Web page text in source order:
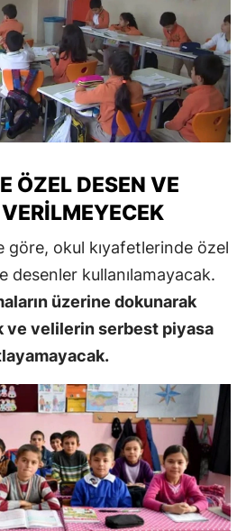
ÖZEL DESEN VE
göre, okul kıyafetlerinde özel
desenler kullanılamayacak.
üzerine dokunarak
ve velilerin serbest piyasa